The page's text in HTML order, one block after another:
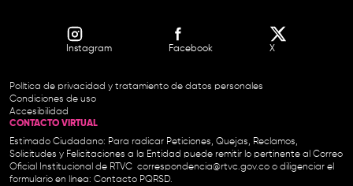
Instagram Facebook X
Política de privacidad y tratamiento de datos personales
Condiciones de uso
Accesibilidad
CONTACTO VIRTUAL
Estimado Ciudadano: Para radicar Peticiones, Quejas, Reclamos,
Solicitudes y Felicitaciones a la Entidad puede remitir lo pertinente al Correo
Oficial Institucional de RTVC correspondencia@rtvc.gov.co o diligenciar el
formulario en línea: Contacto PQRSD.